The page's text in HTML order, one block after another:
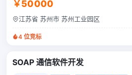
￥50000
江苏省 苏州市 苏州工业园区
4 位竞标
SOAP 通信软件开发